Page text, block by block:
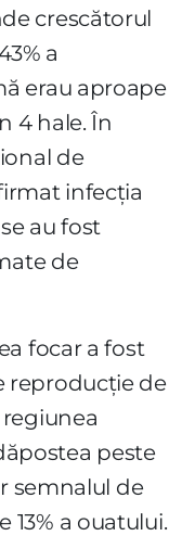
crescătorul
a
erau aproape
4 hale. În
de
infecția
au fost
de
focar a fost
reproducție de
peste
semnalul de
13% a ouatului.